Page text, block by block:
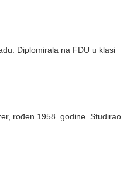
Diplomirala na FDU u klasi
rođen 1958. godine. Studirao